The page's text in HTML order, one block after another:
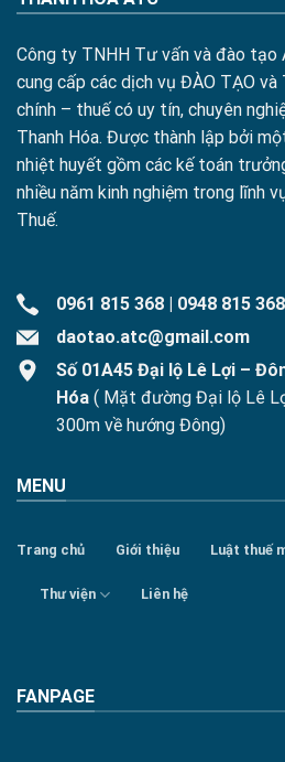
Công ty TNHH Tư vấn và đào tạo
cung cấp các dịch vụ ĐÀO TẠO
chính – thuế có uy tín, chuyên
Thanh Hóa. Được thành lập bởi
nhiệt huyết gồm các kế toán
nhiều năm kinh nghiệm trong lĩnh
Thuế.
0961 815 368 | 0948 815 368
daotao.atc@gmail.com
Số 01A45 Đại lộ Lê Lợi –
Hóa ( Mặt đường Đại lộ Lê
300m về hướng Đông)
MENU
Trang chủ Giới thiệu Luật thuế
Thư viện Liên hệ
FANPAGE